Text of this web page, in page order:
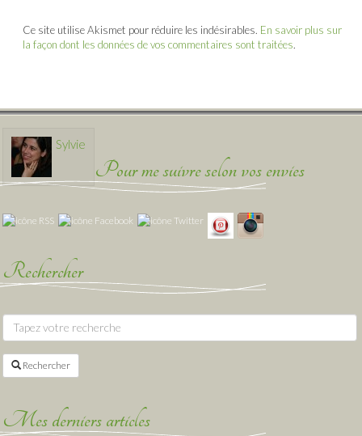
Ce site utilise Akismet pour réduire les indésirables. En savoir plus sur
la façon dont les données de vos commentaires sont traitées.
Sylvie
Pour me suivre selon vos envies
Rechercher
Rechercher
Mes derniers articles